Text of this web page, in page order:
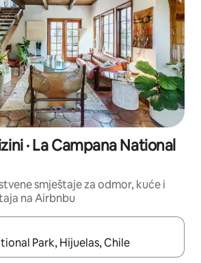
· La Campana National
smještaje za odmor, kuće i
na Airbnbu
rezultati, moći ćete ih pregledati